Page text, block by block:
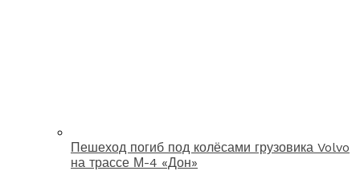
Пешеход погиб под колёсами грузовика Volvo
на трассе М-4 «Дон»